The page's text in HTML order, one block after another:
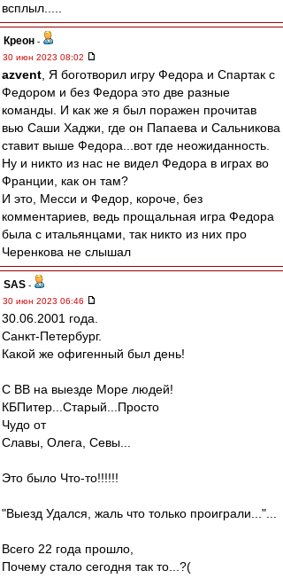
всплыл.....
Креон -
30 июн 2023 08:02
azvent , Я боготворил игру Федора и Спартак с
Федором и без Федора это две разные
команды. И как же я был поражен прочитав
вью Саши Хаджи, где он Папаева и Сальникова
ставит выше Федора...вот где неожиданность.
Ну и никто из нас не видел Федора в играх во
Франции, как он там?
И это, Месси и Федор, короче, без
комментариев, ведь прощальная игра Федора
была с итальянцами, так никто из них про
Черенкова не слышал
SAS -
30 июн 2023 06:46
30.06.2001 года.
Санкт-Петербург.
Какой же офигенный был день!
С ВВ на выезде Море людей!
КБПитер...Старый...Просто
Чудо от
Славы, Олега, Севы...
Это было Что-то!!!!!!
"Выезд Удался, жаль что только проиграли..."...
Всего 22 года прошло,
Почему стало сегодня так то...?(